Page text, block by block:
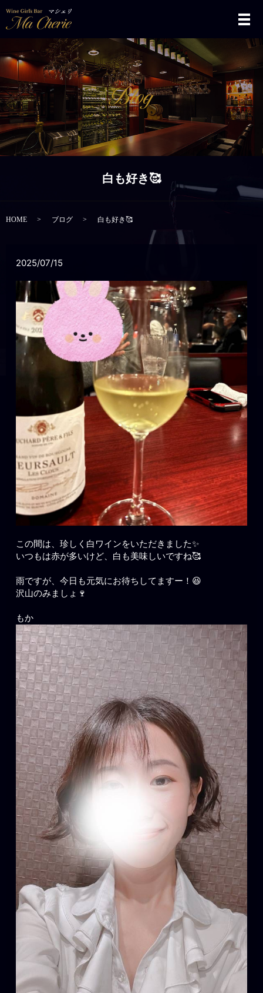
メ
白も好き🥰
HOME ブログ 白も好き🥰
2025/07/15
この間は、珍しく白ワインをいただきました✨
いつもは赤が多いけど、白も美味しいですね🥰
雨ですが、今日も元気にお待ちしてますー！😆
沢山のみましょ🍷
もか